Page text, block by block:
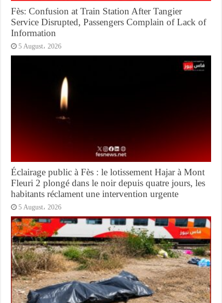
Fès: Confusion at Train Station After Tangier
Service Disrupted, Passengers Complain of Lack of
Information
5 August، 2026
Éclairage public à Fès : le lotissement Hajar à Mont
Fleuri 2 plongé dans le noir depuis quatre jours, les
habitants réclament une intervention urgente
5 August، 2026